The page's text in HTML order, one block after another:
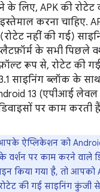
के लिए, APK की रोटेट
करना चाहिए.
नहीं की गई)
के सभी पिछले
रूप से, रोटेट की
साइनिंग ब्लॉक के
13 (एपीआई
पर काम करती
ऐप्लिकेशन को
वर्शन पर काम करने वाले
किया गया है, तो
की गई साइनिंग कुंजी